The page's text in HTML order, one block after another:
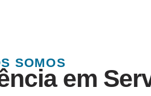
SOMOS
em